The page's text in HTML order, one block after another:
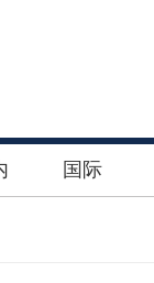
国际